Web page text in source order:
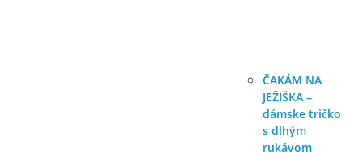
ČAKÁM NA
JEŽIŠKA –
dámske tričko
s dlhým
rukávom